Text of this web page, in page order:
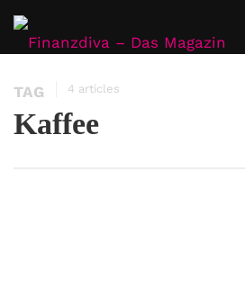
TAG 4 articles
Kaffee